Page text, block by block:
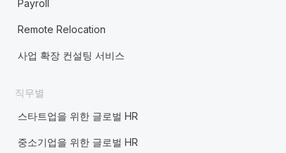
Payroll
Remote Relocation
사업 확장 컨설팅 서비스
직무별
스타트업을 위한 글로벌 HR
중소기업을 위한 글로벌 HR